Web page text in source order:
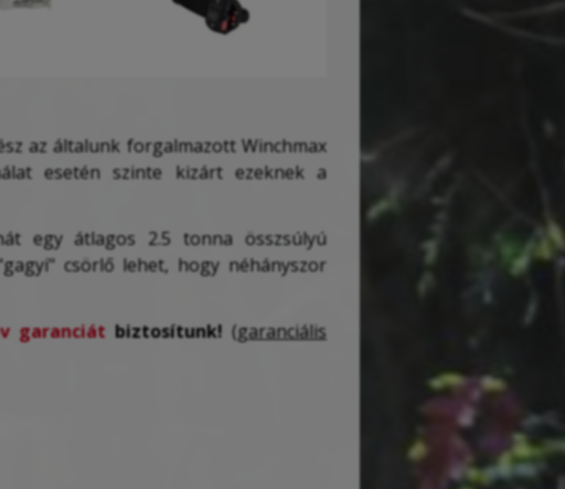
az általunk forgalmazott Winchmax
esetén szinte kizárt ezeknek a
egy átlagos 2.5 tonna összsúlyú
csörlő lehet, hogy néhányszor
garanciát biztosítunk! (garanciális